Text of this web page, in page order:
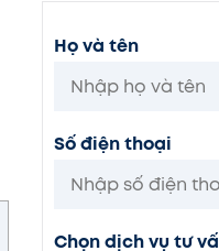
Họ và tên
Số điện thoại
Chọn dịch vụ tư